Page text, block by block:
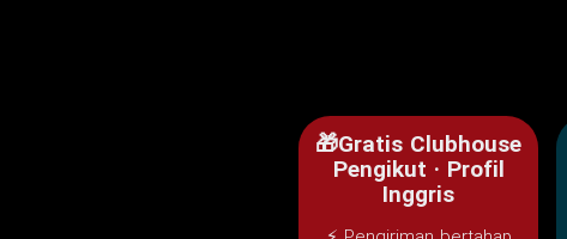
🎁Gratis Clubhouse
Pengikut · Profil
Inggris